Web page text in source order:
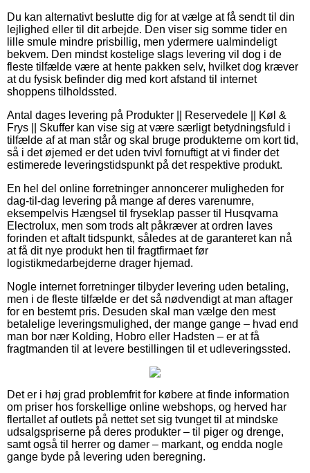
Du kan alternativt beslutte dig for at vælge at få sendt til din
lejlighed eller til dit arbejde. Den viser sig somme tider en
lille smule mindre prisbillig, men ydermere ualmindeligt
bekvem. Den mindst kostelige slags levering vil dog i de
fleste tilfælde være at hente pakken selv, hvilket dog kræver
at du fysisk befinder dig med kort afstand til internet
shoppens tilholdssted.
Antal dages levering på Produkter || Reservedele || Køl &
Frys || Skuffer kan vise sig at være særligt betydningsfuld i
tilfælde af at man står og skal bruge produkterne om kort tid,
så i det øjemed er det uden tvivl fornuftigt at vi finder det
estimerede leveringstidspunkt på det respektive produkt.
En hel del online forretninger annoncerer muligheden for
dag-til-dag levering på mange af deres varenumre,
eksempelvis Hængsel til fryseklap passer til Husqvarna
Electrolux, men som trods alt påkræver at ordren laves
forinden et aftalt tidspunkt, således at de garanteret kan nå
at få dit nye produkt hen til fragtfirmaet før
logistikmedarbejderne drager hjemad.
Nogle internet forretninger tilbyder levering uden betaling,
men i de fleste tilfælde er det så nødvendigt at man aftager
for en bestemt pris. Desuden skal man vælge den mest
betalelige leveringsmulighed, der mange gange – hvad end
man bor nær Kolding, Hobro eller Hadsten – er at få
fragtmanden til at levere bestillingen til et udleveringssted.
Det er i høj grad problemfrit for købere at finde information
om priser hos forskellige online webshops, og herved har
flertallet af outlets på nettet set sig tvunget til at mindske
udsalgspriserne på deres produkter – til piger og drenge,
samt også til herrer og damer – markant, og endda nogle
gange byde på levering uden beregning.